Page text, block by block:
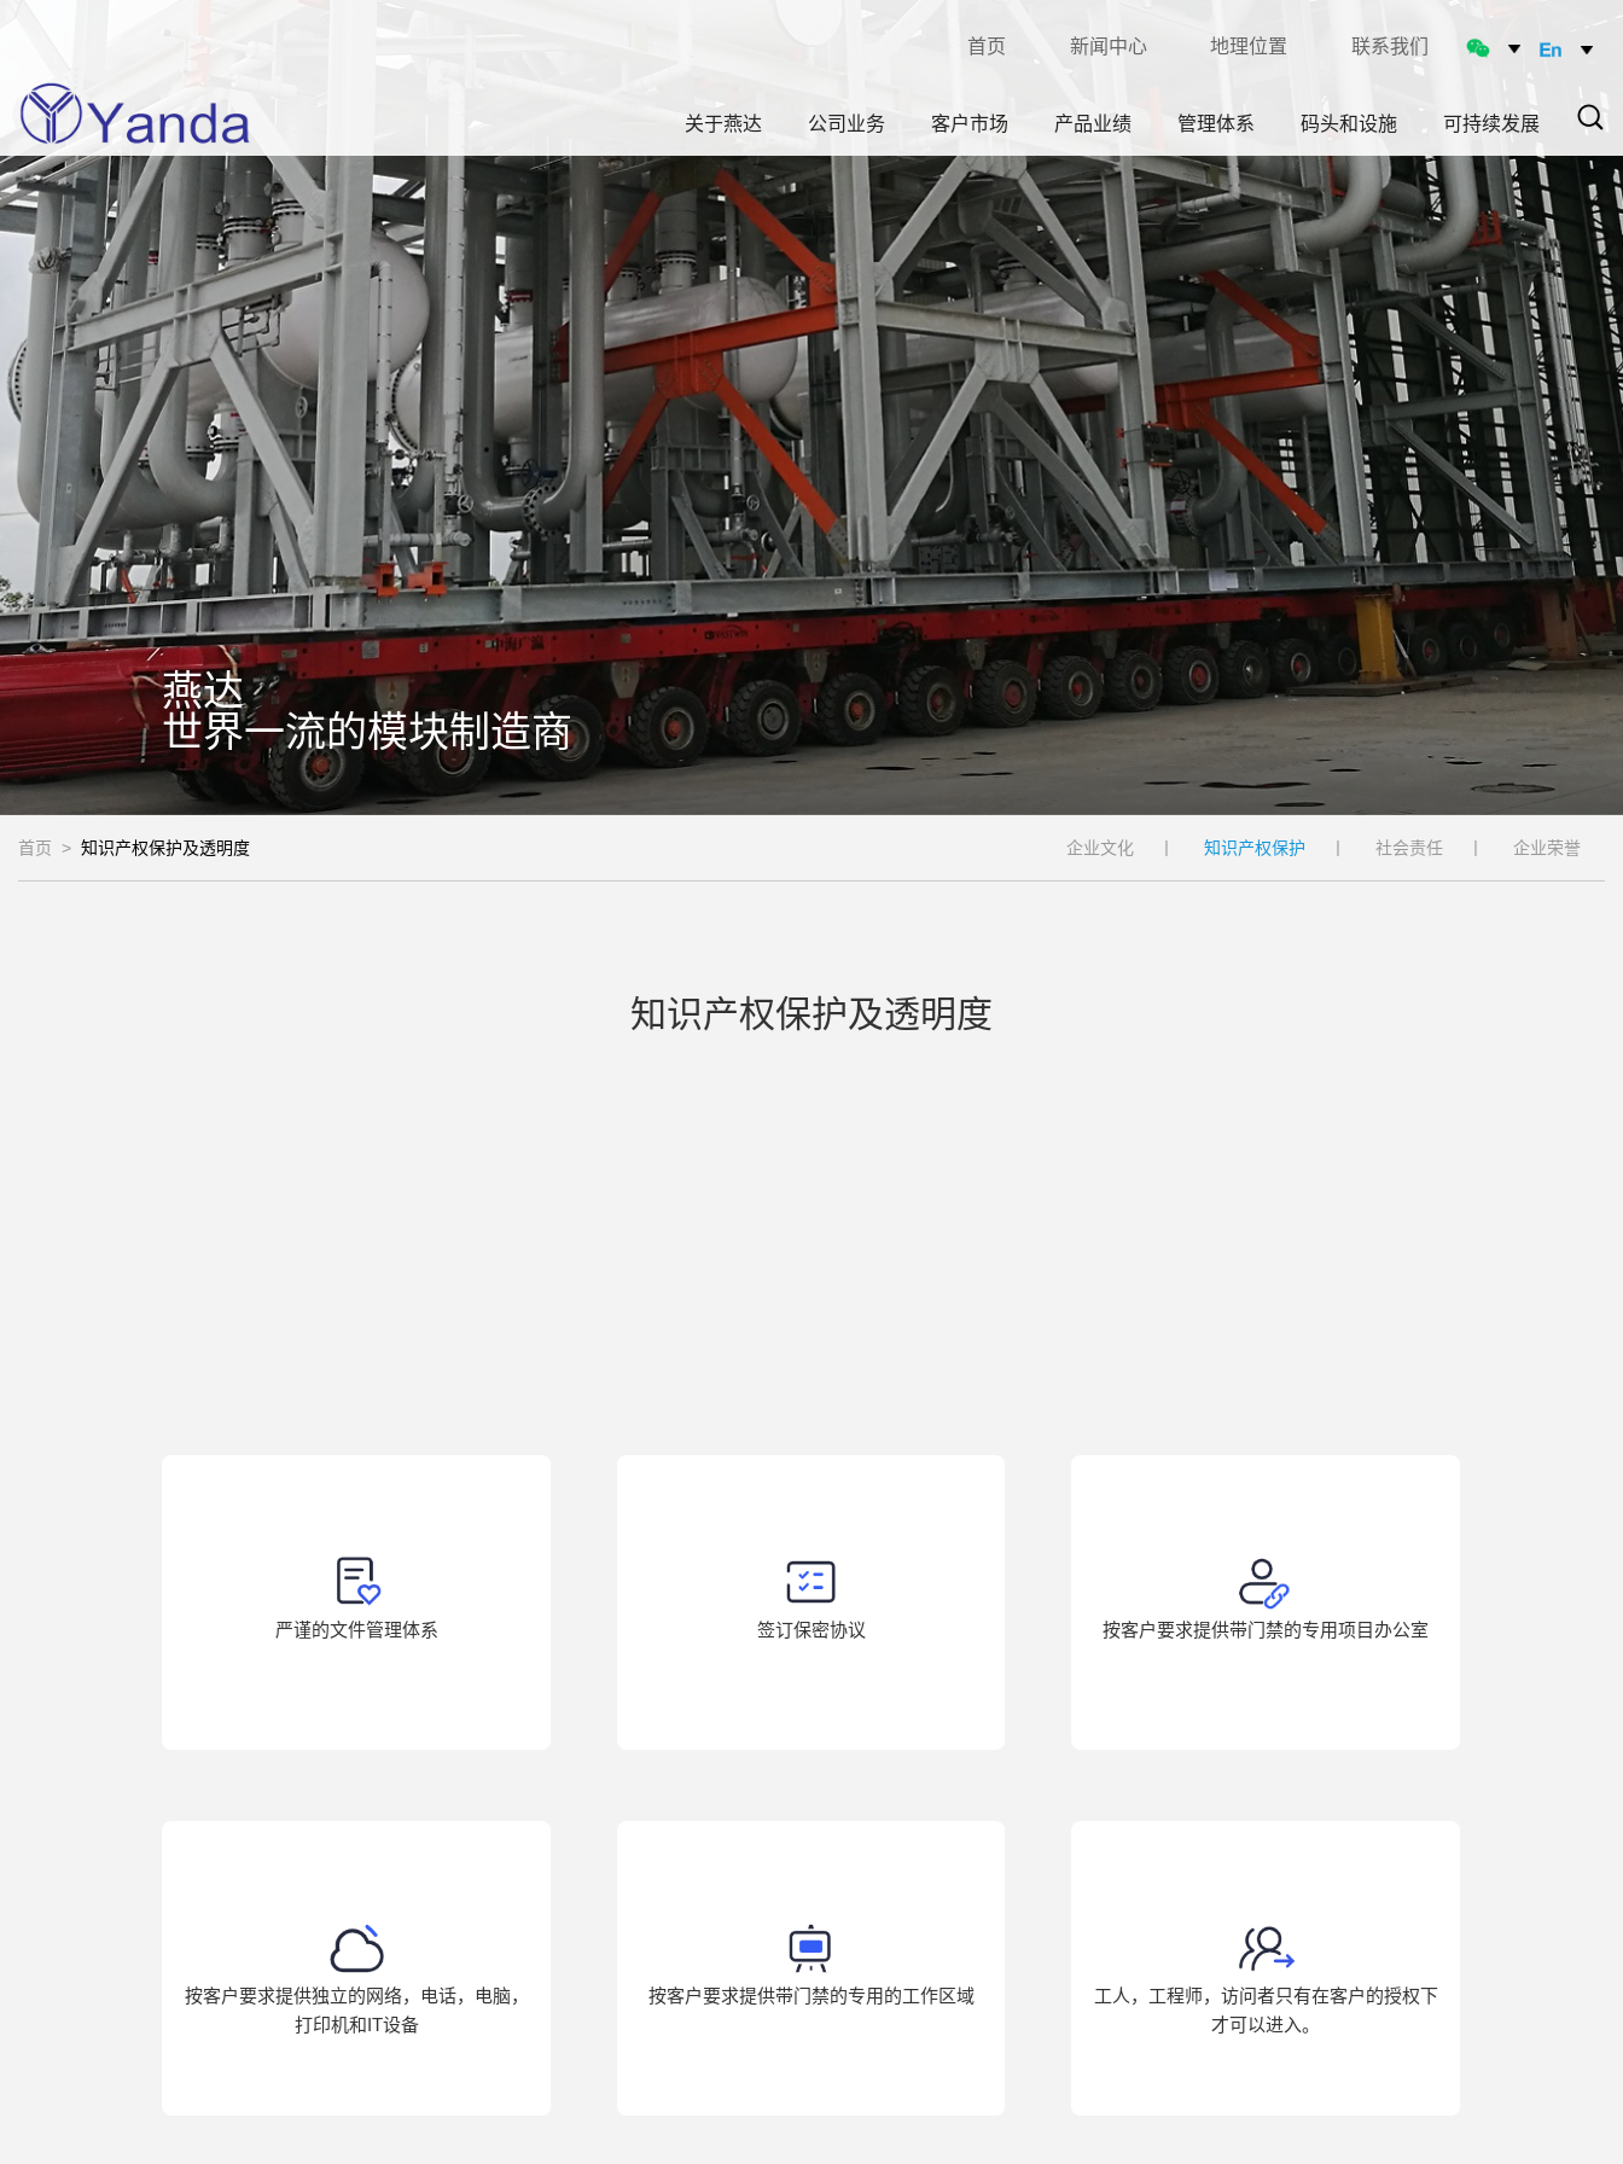
联系我们
地理位置
新闻中心
首页
关于燕达 公司业务 客户市场 产品业绩 管理体系 码头和设施
可持续发展
燕达
世界一流的模块制造商
首页 > 知识产权保护及透明度 企业文化 知识产权保护 社会责任 企业荣誉
知识产权保护及透明度
严谨的文件管理体系 签订保密协议 按客户要求提供带门禁的专用项目办公室
按客户要求提供独立的网络，电话，电脑，
打印机和IT设备
按客户要求提供带门禁的专用的工作区域
工人，工程师，访问者只有在客户的授权下
才可以进入。